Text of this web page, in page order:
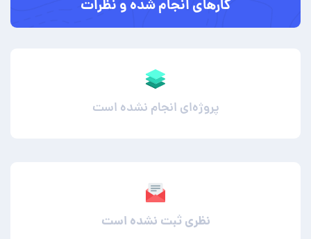
کارهای انجام شده و نظرات
پروژه‌ای انجام نشده است
نظری ثبت نشده است